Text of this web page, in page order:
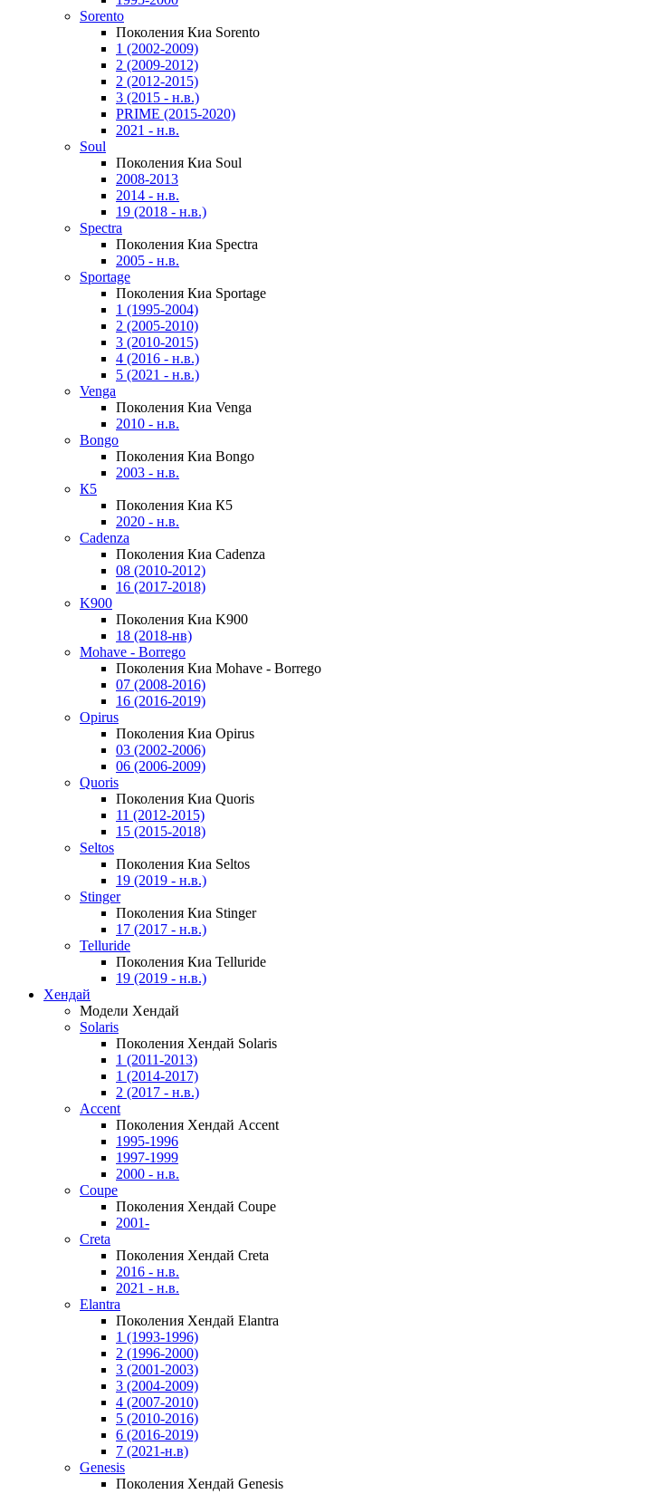
Sorento
Поколения Киа Sorento
1 (2002-2009)
2 (2009-2012)
2 (2012-2015)
3 (2015 - н.в.)
PRIME (2015-2020)
2021 - н.в.
Soul
Поколения Киа Soul
2008-2013
2014 - н.в.
19 (2018 - н.в.)
Spectra
Поколения Киа Spectra
2005 - н.в.
Sportage
Поколения Киа Sportage
1 (1995-2004)
2 (2005-2010)
3 (2010-2015)
4 (2016 - н.в.)
5 (2021 - н.в.)
Venga
Поколения Киа Venga
2010 - н.в.
Bongo
Поколения Киа Bongo
2003 - н.в.
К5
Поколения Киа К5
2020 - н.в.
Cadenza
Поколения Киа Cadenza
08 (2010-2012)
16 (2017-2018)
K900
Поколения Киа K900
18 (2018-нв)
Mohave - Borrego
Поколения Киа Mohave - Borrego
07 (2008-2016)
16 (2016-2019)
Opirus
Поколения Киа Opirus
03 (2002-2006)
06 (2006-2009)
Quoris
Поколения Киа Quoris
11 (2012-2015)
15 (2015-2018)
Seltos
Поколения Киа Seltos
19 (2019 - н.в.)
Stinger
Поколения Киа Stinger
17 (2017 - н.в.)
Telluride
Поколения Киа Telluride
19 (2019 - н.в.)
Хендай
Модели Хендай
Solaris
Поколения Хендай Solaris
1 (2011-2013)
1 (2014-2017)
2 (2017 - н.в.)
Accent
Поколения Хендай Accent
1995-1996
1997-1999
2000 - н.в.
Coupe
Поколения Хендай Coupe
2001-
Creta
Поколения Хендай Creta
2016 - н.в.
2021 - н.в.
Elantra
Поколения Хендай Elantra
1 (1993-1996)
2 (1996-2000)
3 (2001-2003)
3 (2004-2009)
4 (2007-2010)
5 (2010-2016)
6 (2016-2019)
7 (2021-н.в)
Genesis
Поколения Хендай Genesis